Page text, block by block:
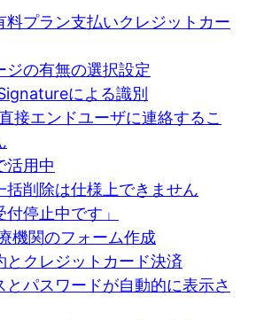
料プラン支払いクレジットカー
ジの有無の選択設定
による識別
接エンドユーザに連絡するこ
活用中
括削除は仕様上できません
停止中です」
機関のフォーム作成
とクレジットカード決済
とパスワードが自動的に表示さ